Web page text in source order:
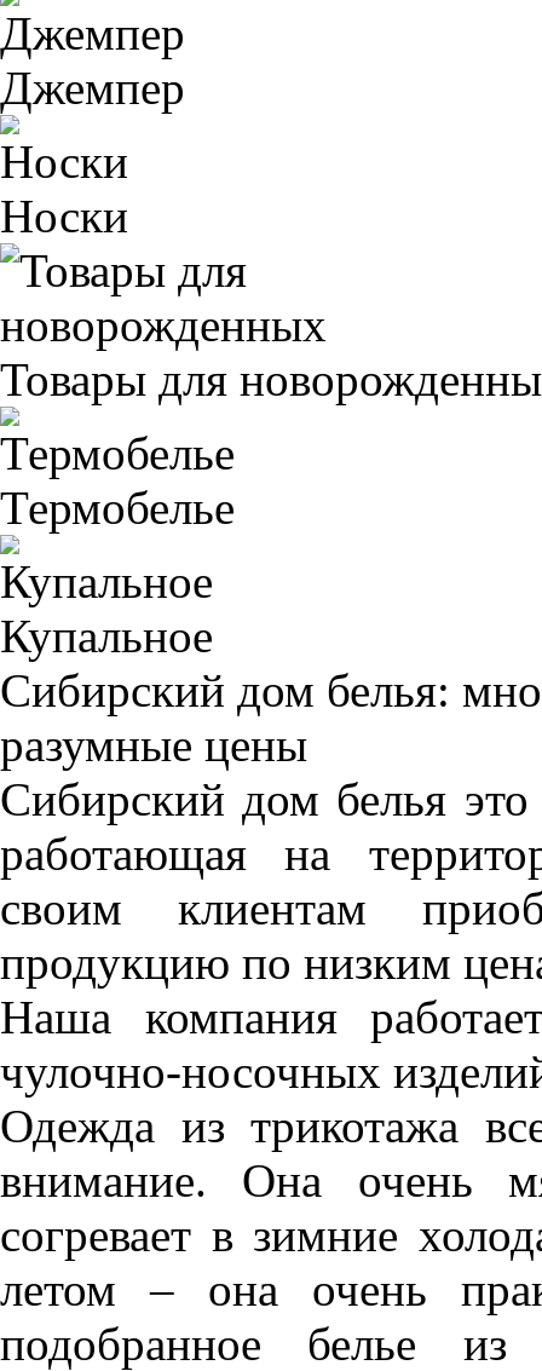
Джемпер
Носки
Товары для
Термобелье
Купальное
Сибирский дом белья:
разумные цены
Сибирский дом белья
работающая на
своим клиентам
продукцию по низким
Наша компания
чулочно-носочных
Одежда из трикотажа
внимание. Она очень
согревает в зимние
летом – она очень
подобранное белье из